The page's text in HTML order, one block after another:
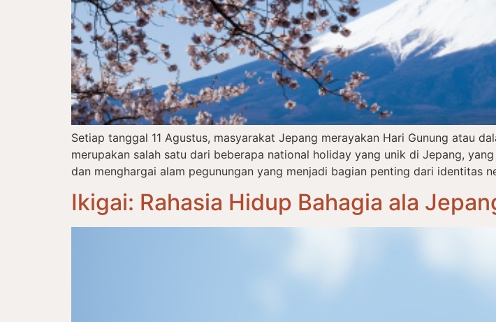
Setiap tanggal 11 Agustus, masyarakat Jepang merayakan Hari Gunung atau
merupakan salah satu dari beberapa national holiday yang unik di Jepang,
dan menghargai alam pegunungan yang menjadi bagian penting dari identitas
Ikigai: Rahasia Hidup Bahagia ala